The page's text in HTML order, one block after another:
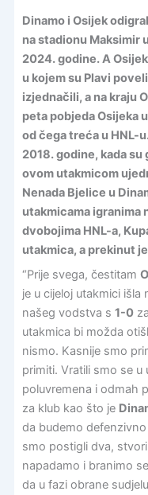
Dinamo i Osijek
na stadionu Maksimir
2024. godine. A
u kojem su Plavi
izjednačili, a na kraju
peta pobjeda Osijeka
od čega treća u HNL-
2018. godine, kada
ovom utakmicom
Nenada Bjelice u
utakmicama igranima
dvobojima HNL-a,
utakmica, a prekinut
“Prije svega, čestitam
je u cijeloj utakmici
našeg vodstva s 1-0
utakmica bi možda
nismo. Kasnije smo
primiti. Vratili smo se
poluvremena i odmah
za klub kao što je
da budemo
smo postigli dva,
napadamo i branimo
da u fazi obrane